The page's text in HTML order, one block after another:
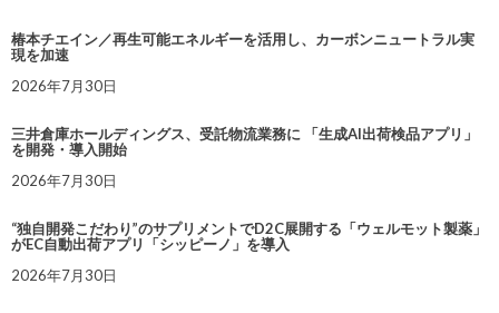
椿本チエイン／再生可能エネルギーを活用し、カーボンニュートラル実
現を加速
2026年7月30日
三井倉庫ホールディングス、受託物流業務に 「生成AI出荷検品アプリ」
を開発・導入開始
2026年7月30日
“独自開発こだわり”のサプリメントでD2C展開する「ウェルモット製薬」
がEC自動出荷アプリ「シッピーノ」を導入
2026年7月30日